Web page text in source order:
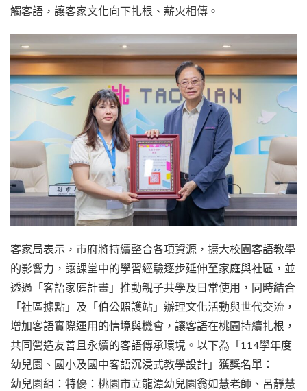
觸客語，讓客家文化向下扎根、薪火相傳。
客家局表示，市府將持續整合各項資源，擴大校園客語教學
的影響力，讓課堂中的學習經驗逐步延伸至家庭與社區，並
透過「客語家庭計畫」推動親子共學及日常使用，同時結合
「社區據點」及「伯公照護站」辦理文化活動與世代交流，
增加客語實際運用的情境與機會，讓客語在桃園持續扎根，
共同營造友善且永續的客語傳承環境。以下為「114學年度
幼兒園、國小及國中客語沉浸式教學設計」獲獎名單：
幼兒園組：特優：桃園市立龍潭幼兒園翁如慧老師、呂靜慧